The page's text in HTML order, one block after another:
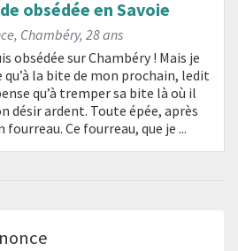
obsédée en Savoie
, Chambéry, 28 ans
obsédée sur Chambéry ! Mais je
qu’à la bite de mon prochain, ledit
qu’à tremper sa bite là où il
désir ardent. Toute épée, après
fourreau. Ce fourreau, que je ...